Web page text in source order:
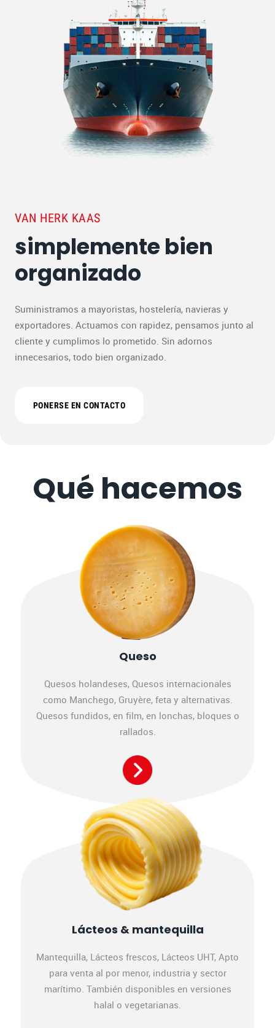
VAN HERK KAAS
simplemente bien
organizado
Suministramos a mayoristas, hostelería, navieras y
exportadores. Actuamos con rapidez, pensamos junto al
cliente y cumplimos lo prometido. Sin adornos
innecesarios, todo bien organizado.
PONERSE EN CONTACTO
Qué hacemos
Queso
Quesos holandeses, Quesos internacionales
como Manchego, Gruyère, feta y alternativas.
Quesos fundidos, en film, en lonchas, bloques o
rallados.
Lácteos & mantequilla
Mantequilla, Lácteos frescos, Lácteos UHT, Apto
para venta al por menor, industria y sector
marítimo. También disponibles en versiones
halal o vegetarianas.